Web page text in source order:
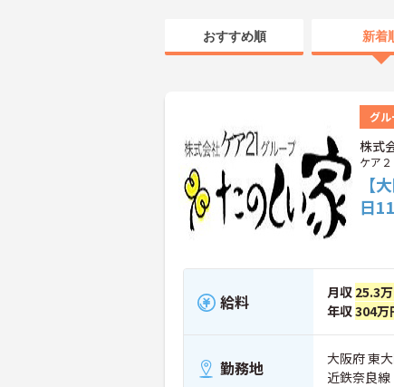
おすすめ順 新着
グル
株式
ケア２
【
日
給料 月収 25.3
年収304万
勤務地
大阪府 東
近鉄奈良